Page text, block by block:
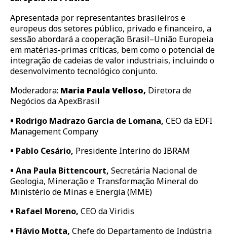
Apresentada por representantes brasileiros e
europeus dos setores público, privado e financeiro, a
sessão abordará a cooperação Brasil–União Europeia
em matérias-primas críticas, bem como o potencial de
integração de cadeias de valor industriais, incluindo o
desenvolvimento tecnológico conjunto.
Moderadora: Maria Paula Velloso, Diretora de
Negócios da ApexBrasil
• Rodrigo Madrazo Garcia de Lomana, CEO da EDFI
Management Company
• Pablo Cesário, Presidente Interino do IBRAM
• Ana Paula Bittencourt, Secretária Nacional de
Geologia, Mineração e Transformação Mineral do
Ministério de Minas e Energia (MME)
• Rafael Moreno, CEO da Viridis
• Flávio Motta, Chefe do Departamento de Indústria